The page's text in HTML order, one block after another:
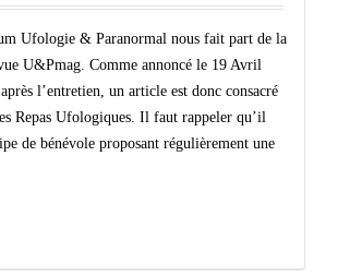
Ufologie & Paranormal nous fait part de la
U&Pmag. Comme annoncé le 19 Avril
l’entretien, un article est donc consacré
Repas Ufologiques. Il faut rappeler qu’il
de bénévole proposant régulièrement une